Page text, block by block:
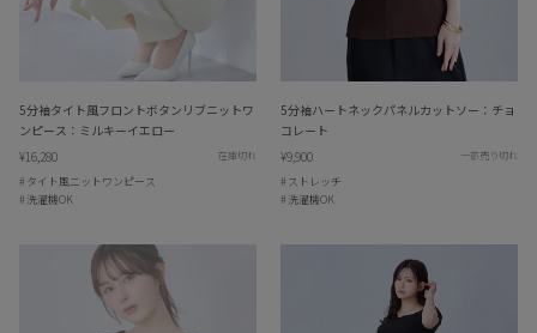
5分袖タイト風フロントボタンリブニットワ
ンピース：ミルキーイエロー
¥16,280
在庫切れ
タイト風ニットワンピース
洗濯機OK
5分袖ハートネックパネルカットソー：チョ
コレート
¥9,900
一部売り切れ
ストレッチ
洗濯機OK